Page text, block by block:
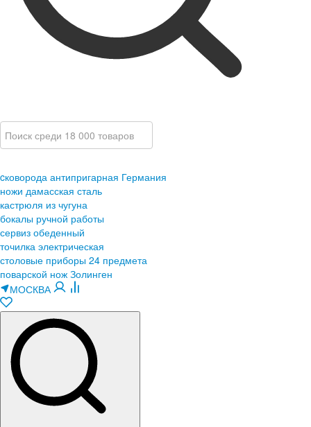
cковорода антипригарная Германия
ножи дамасская сталь
кастрюля из чугуна
бокалы ручной работы
сервиз обеденный
точилка электрическая
столовые приборы 24 предмета
поварской нож Золинген
МОСКВА